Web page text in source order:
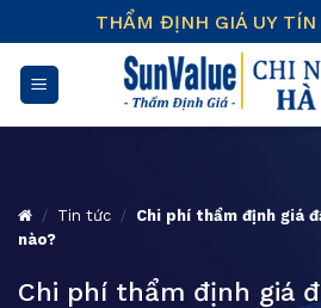
to
content
THẨM ĐỊNH GIÁ UY TÍN
/ Tin tức /
Chi phí thẩm định giá
nào?
Chi phí thẩm định giá